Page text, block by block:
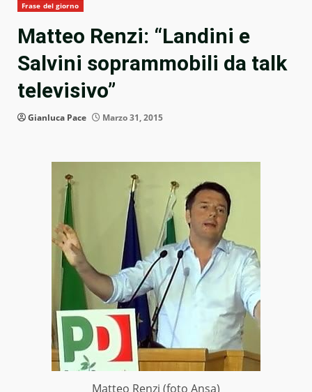
Frase del giorno
Matteo Renzi: “Landini e
Salvini soprammobili da talk
televisivo”
Gianluca Pace Marzo 31, 2015
Matteo Renzi (foto Ansa)